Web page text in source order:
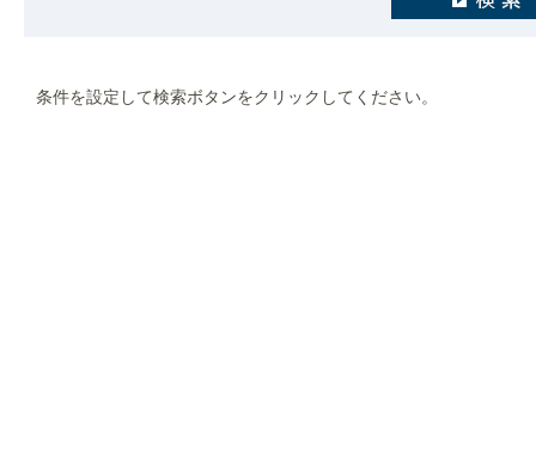
条件を設定して検索ボタンをクリックしてください。